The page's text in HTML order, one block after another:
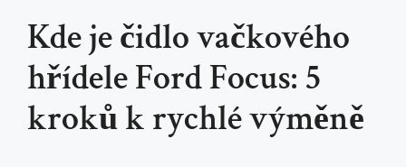
Kde je čidlo vačkového
hřídele Ford Focus: 5
kroků k rychlé výměně